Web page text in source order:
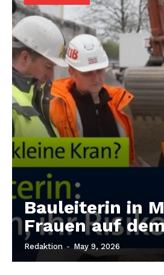
Bauleiterin in
Frauen auf
Redaktion - May 9, 2026